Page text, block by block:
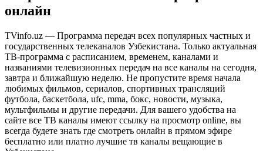
онлайн
TVinfo.uz — Программа передач всех популярных частных и
государственных телеканалов Узбекистана. Только актуальная
ТВ-программа с расписанием, временем, каналами и
названиями телевизионных передач на все каналы на сегодня,
завтра и ближайшую неделю. Не пропустите время начала
любимых фильмов, сериалов, спортивных трансляций
футбола, баскетбола, ufc, mma, бокс, новости, музыка,
мультфильмы и другие передачи. Для вашего удобства на
сайте все ТВ каналы имеют ссылку на просмотр online, вы
всегда будете знать где смотреть онлайн в прямом эфире
бесплатно или платно лучшие тв каналы вещающие в